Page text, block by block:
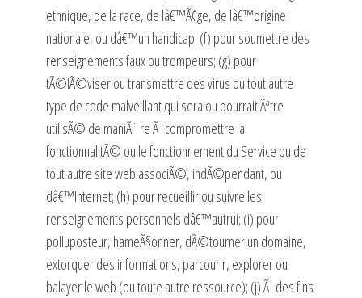
ethnique, de la race, de lâ€™Ã¢ge, de lâ€™origine
nationale, ou dâ€™un handicap; (f) pour soumettre des
renseignements faux ou trompeurs; (g) pour
tÃ©lÃ©viser ou transmettre des virus ou tout autre
type de code malveillant qui sera ou pourrait Ãªtre
utilisÃ© de maniÃ¨re Ã compromettre la
fonctionnalitÃ© ou le fonctionnement du Service ou de
tout autre site web associÃ©, indÃ©pendant, ou
dâ€™Internet; (h) pour recueillir ou suivre les
renseignements personnels dâ€™autrui; (i) pour
polluposteur, hameÃ§onner, dÃ©tourner un domaine,
extorquer des informations, parcourir, explorer ou
balayer le web (ou toute autre ressource); (j) Ã des fins